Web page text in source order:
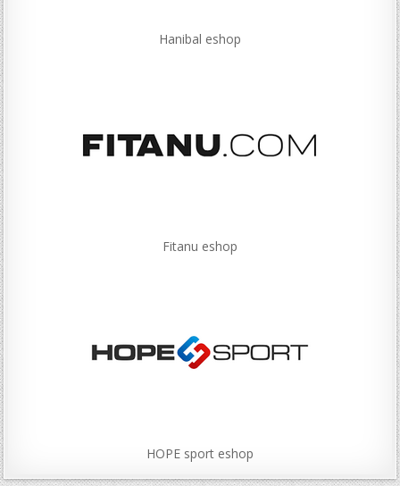
Hanibal eshop
Fitanu eshop
HOPE sport eshop